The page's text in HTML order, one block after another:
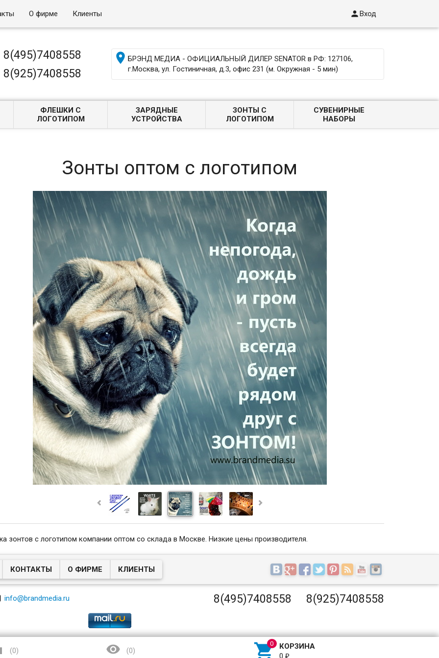
О фирме Клиенты Вход
8(495)7408558
8(925)7408558
БРЭНД МЕДИА - ОФИЦИАЛЬНЫЙ ДИЛЕР SENATOR в РФ: 127106,
г.Москва, ул. Гостиничная, д.3, офис 231 (м. Окружная - 5 мин)
ФЛЕШКИ С
ЛОГОТИПОМ
ЗАРЯДНЫЕ
УСТРОЙСТВА
ЗОНТЫ С
ЛОГОТИПОМ
СУВЕНИРНЫЕ
НАБОРЫ
Зонты оптом с логотипом
зонтов с логотипом компании оптом со склада в Москве. Низкие цены производителя.
КОНТАКТЫ О ФИРМЕ КЛИЕНТЫ
info@brandmedia.ru 8(495)7408558 8(925)7408558
(0)  (0)  КОРЗИНА
0 ₽